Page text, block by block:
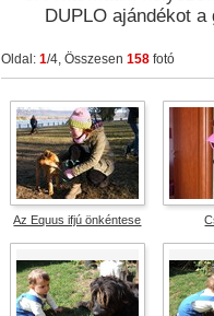
DUPLO ajándékot
Oldal: 1/4, Összesen 158 fotó
Az Equus ifjú önkéntese